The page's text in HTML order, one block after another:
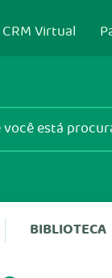
CRM Virtual
BIBLIOTECA